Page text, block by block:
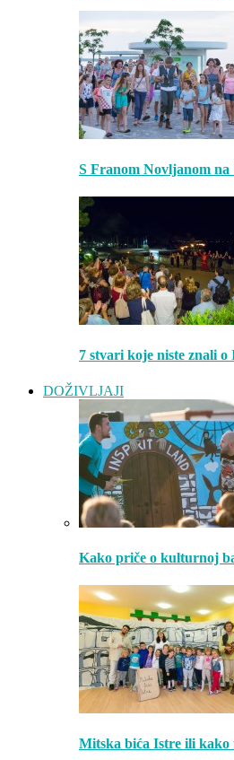
S Franom Novljanom na
7 stvari koje niste znali
DOŽIVLJAJI
Kako priče o kulturnoj
Mitska bića Istre ili